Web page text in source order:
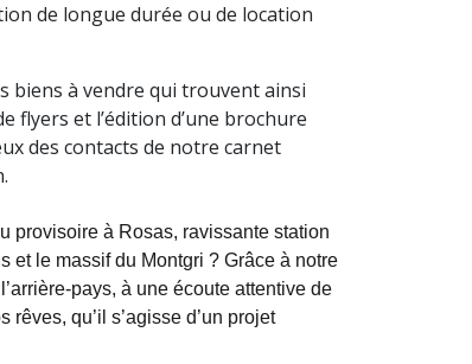
de longue durée ou de location
biens à vendre qui trouvent ainsi
flyers et l’édition d’une brochure
des contacts de notre carnet
provisoire à Rosas, ravissante station
et le massif du Montgri ? Grâce à notre
pays, à une écoute attentive de
qu’il s’agisse d’un projet